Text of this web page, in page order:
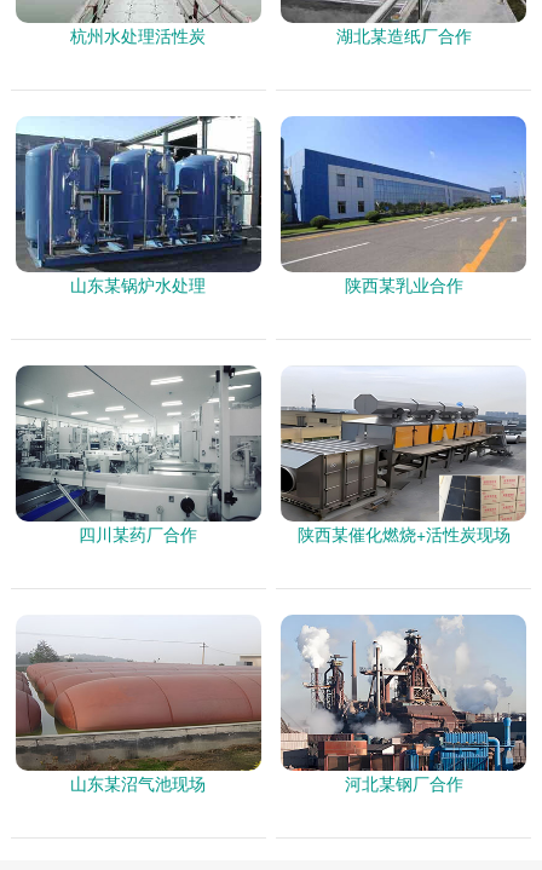
杭州水处理活性炭 湖北某造纸厂合作
山东某锅炉水处理 陕西某乳业合作
四川某药厂合作 陕西某催化燃烧+活性炭现场
山东某沼气池现场 河北某钢厂合作